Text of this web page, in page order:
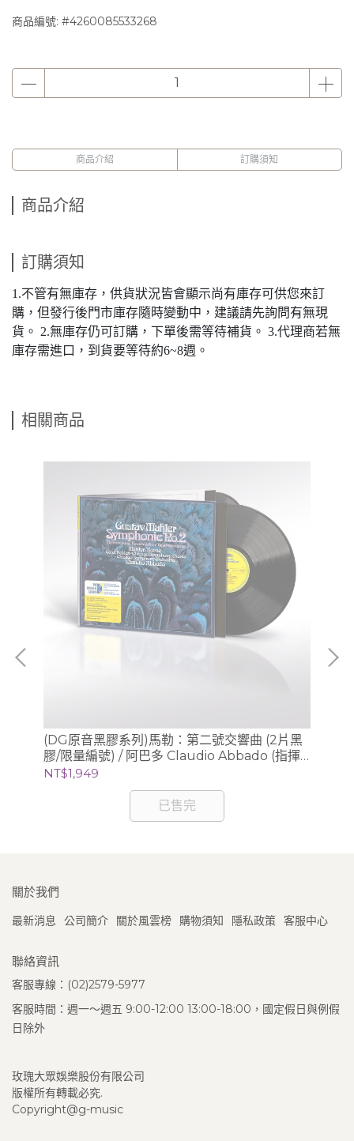
商品編號: #4260085533268
商品介紹 訂購須知
商品介紹
訂購須知
1.不管有無庫存，供貨狀況皆會顯示尚有庫存可供您來訂
購，但發行後門市庫存隨時變動中，建議請先詢問有無現
貨。 2.無庫存仍可訂購，下單後需等待補貨。 3.代理商若無
庫存需進口，到貨要等待約6~8週。
相關商品
(DG原音黑膠系列)馬勒：第二號交響曲 (2片黑
膠/限量編號) / 阿巴多 Claudio Abbado (指揮)
芝加哥交響樂團
NT$1,949
已售完
關於我們
最新消息 公司簡介 關於風雲榜 購物須知 隱私政策 客服中心
聯絡資訊
客服專線：(02)2579-5977
客服時間：週一～週五 9:00-12:00 13:00-18:00，國定假日與例假
日除外
玫瑰大眾娛樂股份有限公司
版權所有轉載必究.
Copyright@g-music